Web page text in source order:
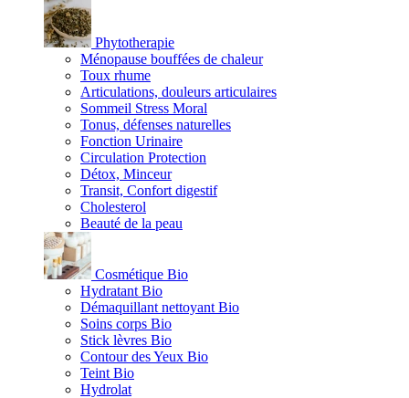
Phytotherapie
Ménopause bouffées de chaleur
Toux rhume
Articulations, douleurs articulaires
Sommeil Stress Moral
Tonus, défenses naturelles
Fonction Urinaire
Circulation Protection
Détox, Minceur
Transit, Confort digestif
Cholesterol
Beauté de la peau
Cosmétique Bio
Hydratant Bio
Démaquillant nettoyant Bio
Soins corps Bio
Stick lèvres Bio
Contour des Yeux Bio
Teint Bio
Hydrolat